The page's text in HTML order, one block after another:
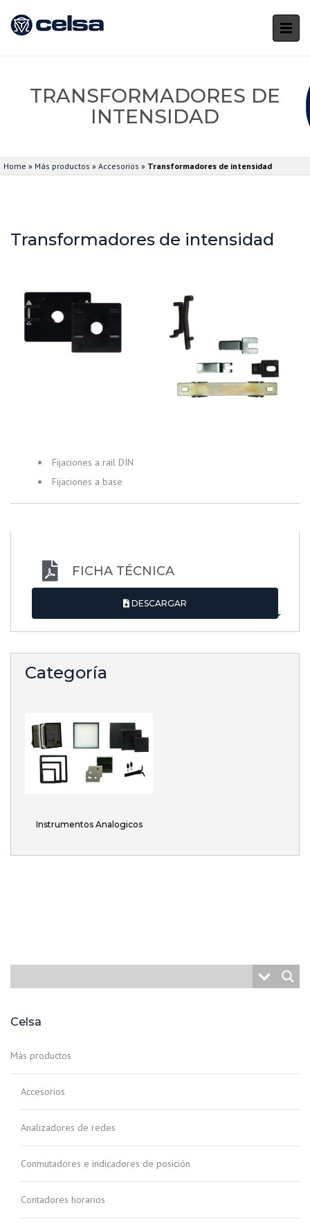
TRANSFORMADORES DE
INTENSIDAD
Home » Más productos » Accesorios » Transformadores de intensidad
Transformadores de intensidad
Fijaciones a rail DIN
Fijaciones a base
FICHA TÉCNICA
DESCARGAR
Categoría
Instrumentos Analogicos
Celsa
Más productos
Accesorios
Analizadores de redes
Conmutadores e indicadores de posición
Contadores horarios